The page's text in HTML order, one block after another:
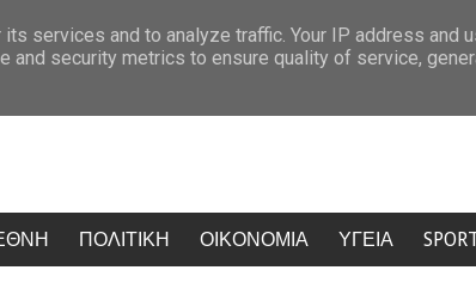
Η επόμενη μέρα της φωτιάς στο Πόρτο Γερμενό: 237
ΠΟΛΙΤΙΚΗ ΟΙΚΟΝΟΜΙΑ ΥΓΕΙΑ
services and to analyze traffic. Your IP address and
and security metrics to ensure quality of service,